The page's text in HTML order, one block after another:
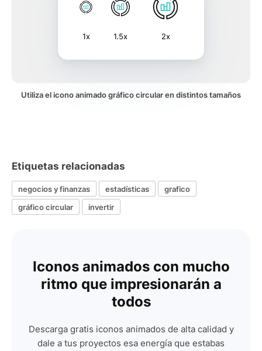
1x 1.5x 2x
Utiliza el icono animado gráfico circular en distintos tamaños
Etiquetas relacionadas
negocios y finanzas estadísticas
grafico
gráfico circular
invertir
Iconos animados con mucho
ritmo que impresionarán a
todos
Descarga gratis iconos animados de alta calidad y
dale a tus proyectos esa energía que estabas